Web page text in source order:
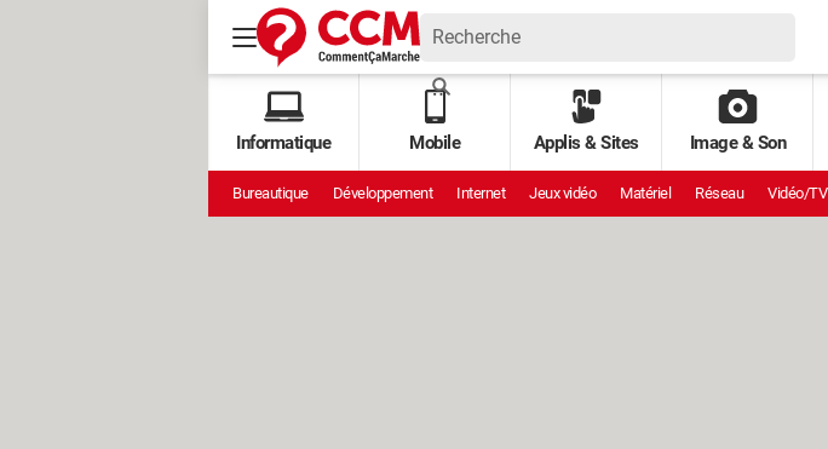
Informatique Mobile Applis & Sites Image & Son
Bureautique Développement Internet Jeux vidéo Matériel Réseau Vidéo/TV